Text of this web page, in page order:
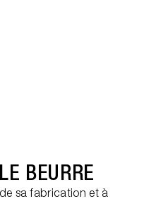
BEURRE
sa fabrication et à